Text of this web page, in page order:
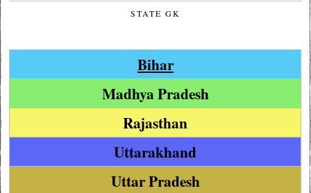
STATE GK
Bihar
Madhya Pradesh
Rajasthan
Uttarakhand
Uttar Pradesh